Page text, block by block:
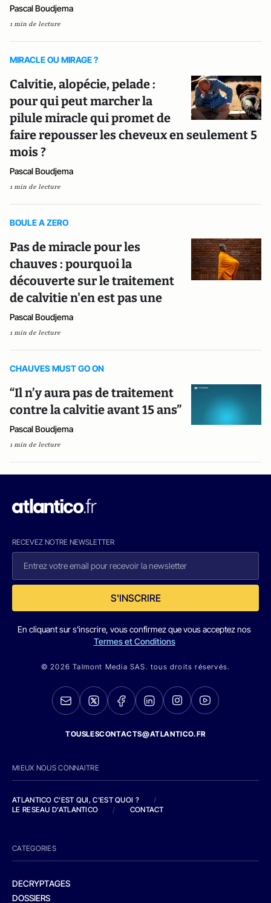
Pascal Boudjema
1 min de lecture
MIRACLE OU MIRAGE ?
Calvitie, alopécie, pelade :
pour qui peut marcher la
pilule miracle qui promet de
faire repousser les cheveux en seulement 5
mois ?
Pascal Boudjema
1 min de lecture
BOULE A ZERO
Pas de miracle pour les
chauves : pourquoi la
découverte sur le traitement
de calvitie n'en est pas une
Pascal Boudjema
1 min de lecture
CHAUVES MUST GO ON
“Il n’y aura pas de traitement
contre la calvitie avant 15 ans”
Pascal Boudjema
1 min de lecture
RECEVEZ NOTRE NEWSLETTER
S'INSCRIRE
En cliquant sur s'inscrire, vous confirmez que vous acceptez nos
Termes et Conditions
© 2026 Talmont Media SAS. tous droits réservés.
TOUSLESCONTACTS@ATLANTICO.FR
MIEUX NOUS CONNAITRE
ATLANTICO C'EST QUI, C'EST QUOI ?
/
LE RESEAU D'ATLANTICO
/ CONTACT
CATEGORIES
DECRYPTAGES
DOSSIERS